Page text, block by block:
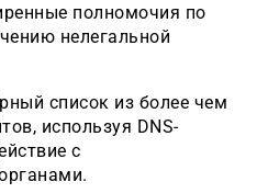
полномочия по
нелегальной
список из более чем
используя DNS-
с